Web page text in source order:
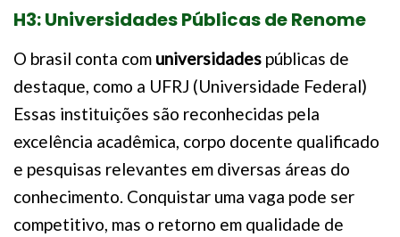
H3: Universidades Públicas de Renome
O brasil conta com universidades públicas de
destaque, como a UFRJ (Universidade Federal)
Essas instituições são reconhecidas pela
excelência acadêmica, corpo docente qualificado
e pesquisas relevantes em diversas áreas do
conhecimento. Conquistar uma vaga pode ser
competitivo, mas o retorno em qualidade de